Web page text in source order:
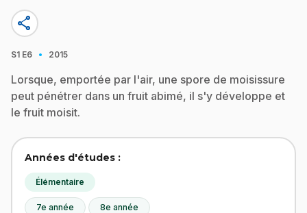
share
S1 E6 · 2015
Lorsque, emportée par l'air, une spore de moisissure
peut pénétrer dans un fruit abimé, il s'y développe et
le fruit moisit.
Années d'études :
Élémentaire
7e année 8e année